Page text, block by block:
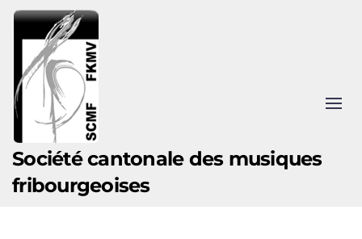
Accéder au contenu principal
Société cantonale des musiques
fribourgeoises